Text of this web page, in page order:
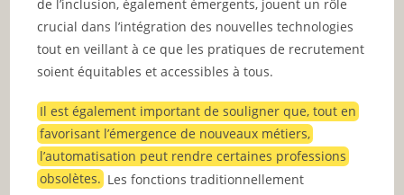
de l’inclusion, également émergents, jouent un rôle
crucial dans l’intégration des nouvelles technologies
tout en veillant à ce que les pratiques de recrutement
soient équitables et accessibles à tous.
Il est également important de souligner que, tout en
favorisant l’émergence de nouveaux métiers,
l’automatisation peut rendre certaines professions
obsolètes. Les fonctions traditionnellement